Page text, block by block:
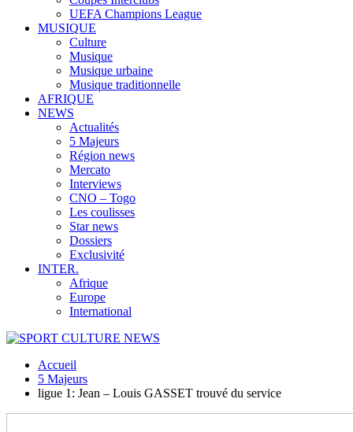
UEFA Champions League
MUSIQUE
Culture
Musique
Musique urbaine
Musique traditionnelle
AFRIQUE
NEWS
Actualités
5 Majeurs
Région news
Mercato
Interviews
CNO – Togo
Les coulisses
Star news
Dossiers
Exclusivité
INTER.
Afrique
Europe
International
Accueil
5 Majeurs
ligue 1: Jean – Louis GASSET trouvé du service